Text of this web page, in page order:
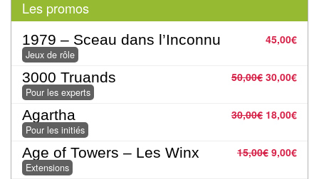
air
Pendules
Echiquier
pour
aveugles
Logiciels
d'échecs
Les promos
45,00€
1979 – Sceau dans l’Inconnu
Jeux de rôle
50,00€ 30,00€
3000 Truands
Pour les experts
30,00€ 18,00€
Agartha
Pour les initiés
15,00€ 9,00€
Age of Towers – Les Winx
Extensions